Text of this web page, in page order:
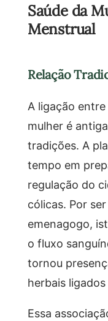
Saúde da
Menstrual
Relação
A ligação
mulher é
tradições. A
tempo em
regulação do
cólicas. Por
emenagogo,
o fluxo
tornou
herbais
Essa